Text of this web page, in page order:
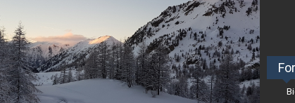
Suivez en direct l'actualité des stations des Alpes-